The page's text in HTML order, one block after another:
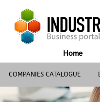
Home
COMPANIES CATALOGUE